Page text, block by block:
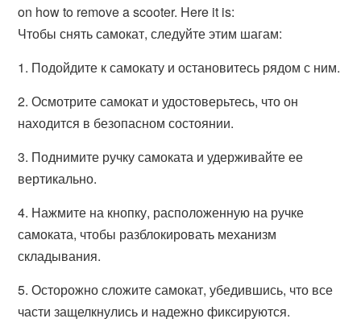
on how to remove a scooter. Here it is:
Чтобы снять самокат, следуйте этим шагам:
1. Подойдите к самокату и остановитесь рядом с ним.
2. Осмотрите самокат и удостоверьтесь, что он
находится в безопасном состоянии.
3. Поднимите ручку самоката и удерживайте ее
вертикально.
4. Нажмите на кнопку, расположенную на ручке
самоката, чтобы разблокировать механизм
складывания.
5. Осторожно сложите самокат, убедившись, что все
части защелкнулись и надежно фиксируются.